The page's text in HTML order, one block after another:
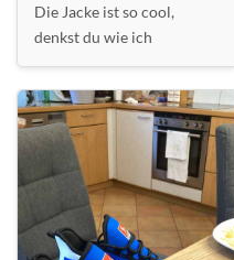
Die Jacke ist so cool,
denkst du wie ich